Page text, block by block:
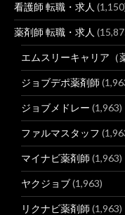
看護師 転職・求人
薬剤師 転職・求人
エムスリーキャリア（
ジョブデポ薬剤師
ジョブメドレー (1,963)
ファルマスタッフ
マイナビ薬剤師 (1,963)
ヤクジョブ(1,963)
リクナビ薬剤師 (1,963)